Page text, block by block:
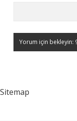
Sitemap